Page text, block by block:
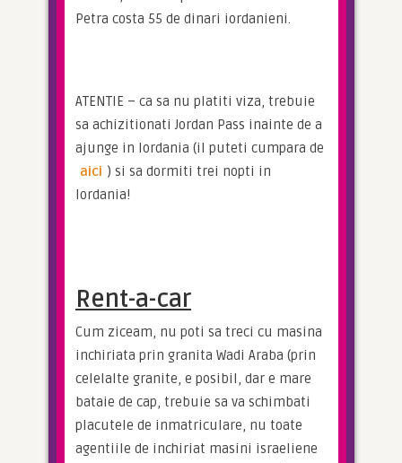
Petra costa 55 de dinari iordanieni.
ATENTIE – ca sa nu platiti viza, trebuie
sa achizitionati Jordan Pass inainte de a
aici ) si sa dormiti trei nopti in
Iordania!
Rent-a-car
Cum ziceam, nu poti sa treci cu masina
inchiriata prin granita Wadi Araba (prin
celelalte granite, e posibil, dar e mare
bataie de cap, trebuie sa va schimbati
placutele de inmatriculare, nu toate
agentiile de inchiriat masini israeliene